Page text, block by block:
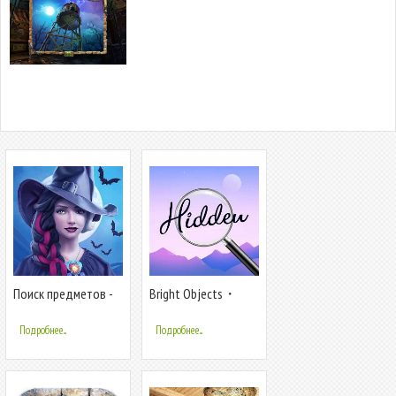
Поиск предметов -
Подробнее...
Bright Objects・
Подробнее...